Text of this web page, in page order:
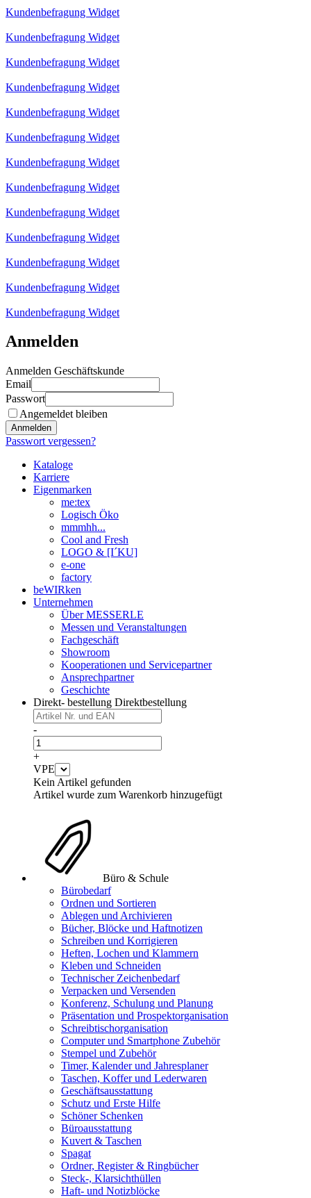
Kundenbefragung Widget
Kundenbefragung Widget
Kundenbefragung Widget
Kundenbefragung Widget
Kundenbefragung Widget
Kundenbefragung Widget
Kundenbefragung Widget
Kundenbefragung Widget
Kundenbefragung Widget
Kundenbefragung Widget
Kundenbefragung Widget
Kundenbefragung Widget
Kundenbefragung Widget
Anmelden
Anmelden Geschäftskunde
Email
Passwort
Angemeldet bleiben
Anmelden
Passwort vergessen?
Kataloge
Karriere
Eigenmarken
me:tex
Logisch Öko
mmmhh...
Cool and Fresh
LOGO & [I´KU]
e-one
factory
beWIRken
Unternehmen
Über MESSERLE
Messen und Veranstaltungen
Fachgeschäft
Showroom
Kooperationen und Servicepartner
Ansprechpartner
Geschichte
Direkt- bestellung Direktbestellung
-
+
VPE
Kein Artikel gefunden
Artikel wurde zum Warenkorb hinzugefügt
Büro & Schule
Bürobedarf
Ordnen und Sortieren
Ablegen und Archivieren
Bücher, Blöcke und Haftnotizen
Schreiben und Korrigieren
Heften, Lochen und Klammern
Kleben und Schneiden
Technischer Zeichenbedarf
Verpacken und Versenden
Konferenz, Schulung und Planung
Präsentation und Prospektorganisation
Schreibtischorganisation
Computer und Smartphone Zubehör
Stempel und Zubehör
Timer, Kalender und Jahresplaner
Taschen, Koffer und Lederwaren
Geschäftsausstattung
Schutz und Erste Hilfe
Schöner Schenken
Büroausstattung
Kuvert & Taschen
Spagat
Ordner, Register & Ringbücher
Steck-, Klarsichthüllen
Haft- und Notizblöcke